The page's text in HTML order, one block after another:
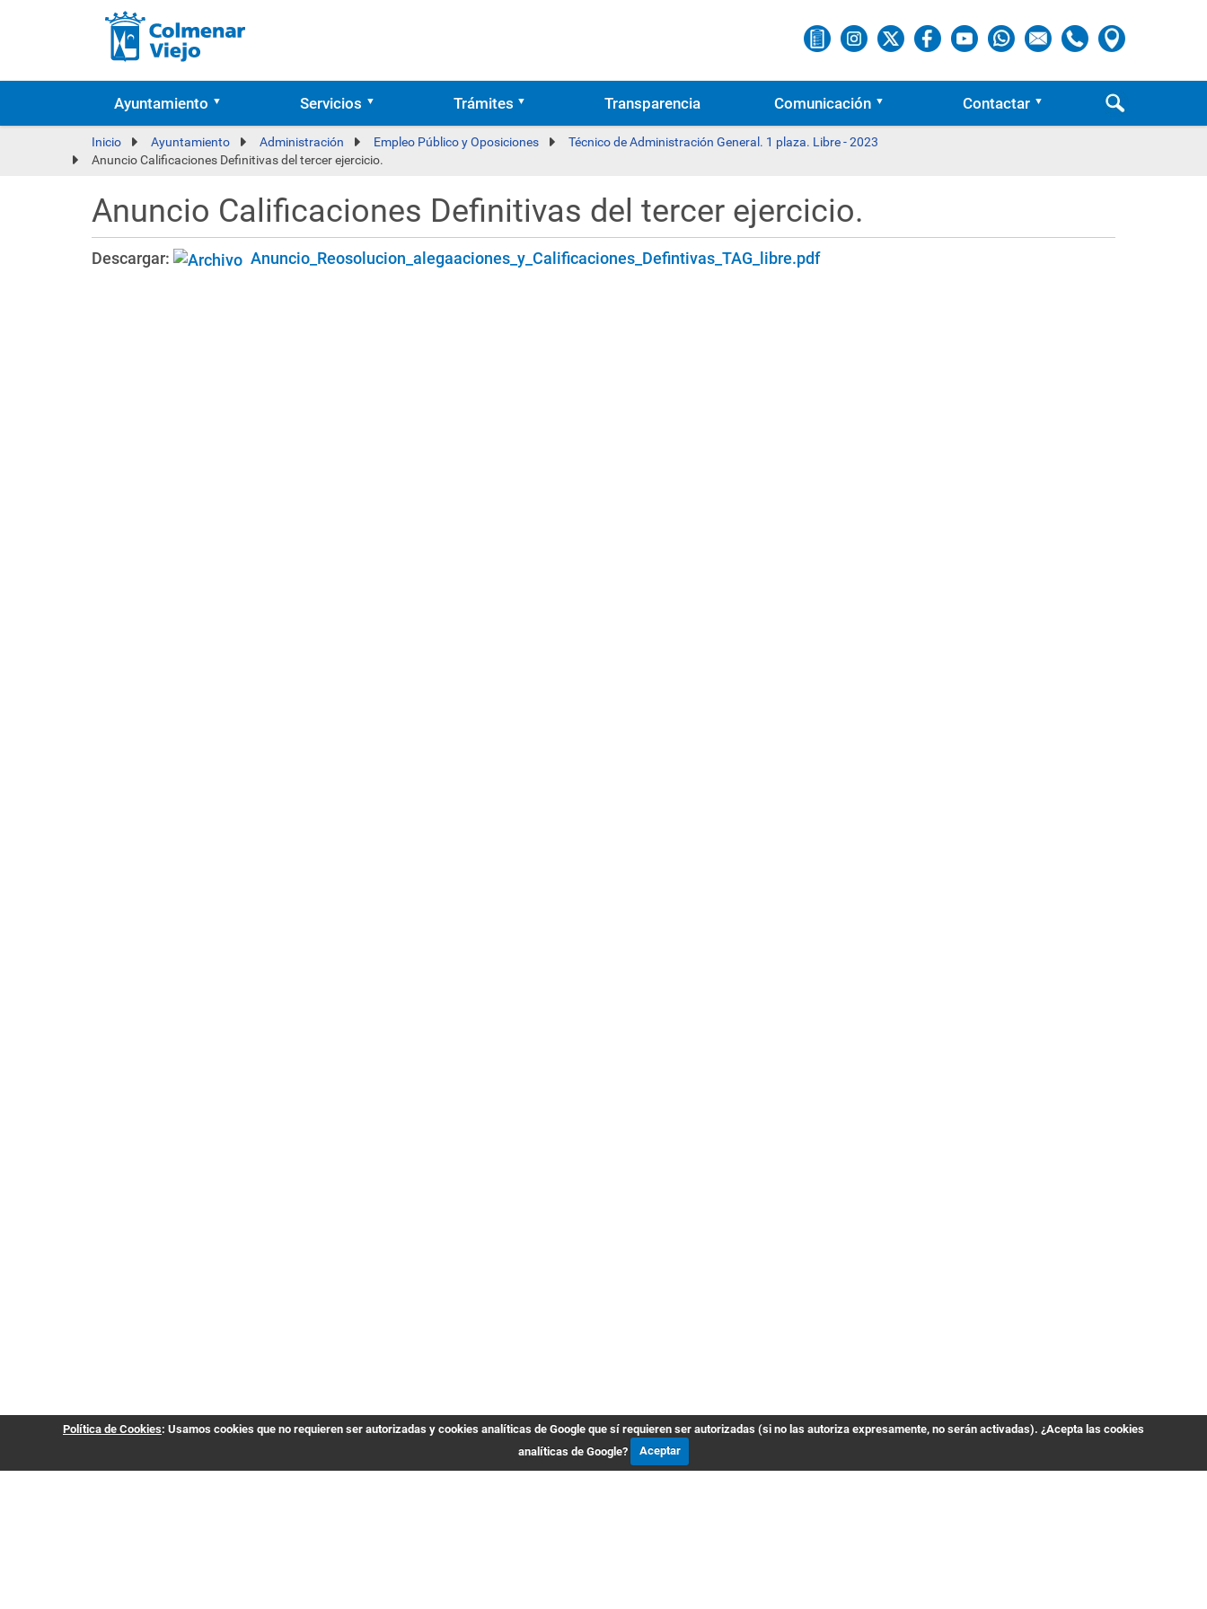
Ayuntamiento Servicios Trámites Transparencia Comunicación Contactar
Inicio Ayuntamiento Administración Empleo Público y Oposiciones
Técnico de Administración General. 1 plaza. Libre - 2023
Anuncio Calificaciones Definitivas del tercer ejercicio.
Anuncio Calificaciones Definitivas del tercer ejercicio.
Descargar: Anuncio_Reosolucion_alegaaciones_y_Calificaciones_Defintivas_TAG_libre.pdf
Política de Cookies: Usamos cookies que no requieren ser autorizadas y cookies analíticas de Google que sí requieren ser autorizadas (si no las autoriza expresamente, no serán activadas). ¿Acepta las cookies
analíticas de Google?
Aceptar